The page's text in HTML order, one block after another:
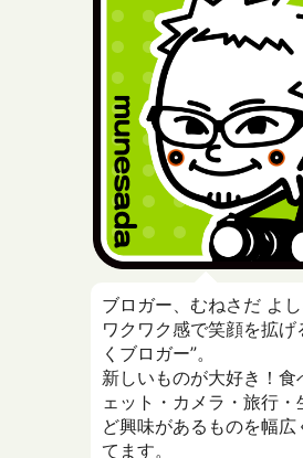
ブロガー、むねさだ よし
ワクワク感で笑顔を拡げ
くブロガー”。
新しいものが大好き！食
ェット・カメラ・旅行・
ど興味があるものを幅広
てます。